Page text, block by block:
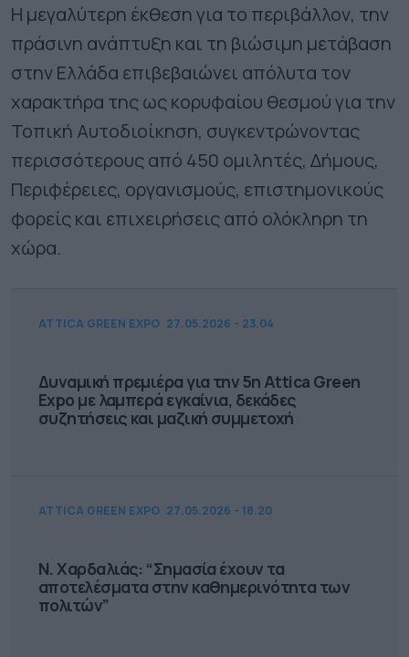
Η μεγαλύτερη έκθεση για το περιβάλλον, την
πράσινη ανάπτυξη και τη βιώσιμη μετάβαση
στην Ελλάδα επιβεβαιώνει απόλυτα τον
χαρακτήρα της ως κορυφαίου θεσμού για την
Τοπική Αυτοδιοίκηση, συγκεντρώνοντας
περισσότερους από 450 ομιλητές, Δήμους,
Περιφέρειες, οργανισμούς, επιστημονικούς
φορείς και επιχειρήσεις από ολόκληρη τη
χώρα.
ATTICA GREEN EXPO 27.05.2026 - 23.04
Δυναμική πρεμιέρα για την 5η Attica Green
Expo με λαμπερά εγκαίνια, δεκάδες
συζητήσεις και μαζική συμμετοχή
ATTICA GREEN EXPO 27.05.2026 - 18.20
Ν. Χαρδαλιάς: “Σημασία έχουν τα
αποτελέσματα στην καθημερινότητα των
πολιτών”